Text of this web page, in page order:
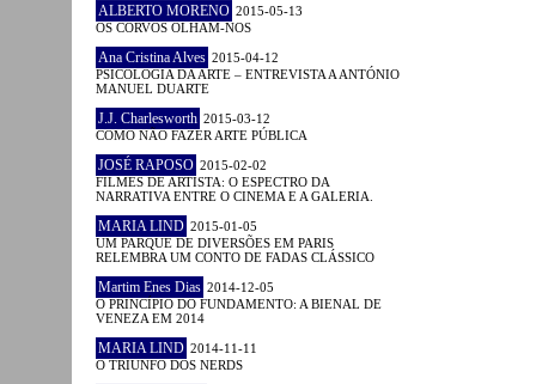
ALBERTO MORENO 2015-05-13
OS CORVOS OLHAM-NOS
Ana Cristina Alves 2015-04-12
PSICOLOGIA DA ARTE – ENTREVISTA A ANTÓNIO
MANUEL DUARTE
J.J. Charlesworth 2015-03-12
COMO NÃO FAZER ARTE PÚBLICA
JOSÉ RAPOSO 2015-02-02
FILMES DE ARTISTA: O ESPECTRO DA
NARRATIVA ENTRE O CINEMA E A GALERIA.
MARIA LIND 2015-01-05
UM PARQUE DE DIVERSÕES EM PARIS
RELEMBRA UM CONTO DE FADAS CLÁSSICO
Martim Enes Dias 2014-12-05
O PRINCÍPIO DO FUNDAMENTO: A BIENAL DE
VENEZA EM 2014
MARIA LIND 2014-11-11
O TRIUNFO DOS NERDS